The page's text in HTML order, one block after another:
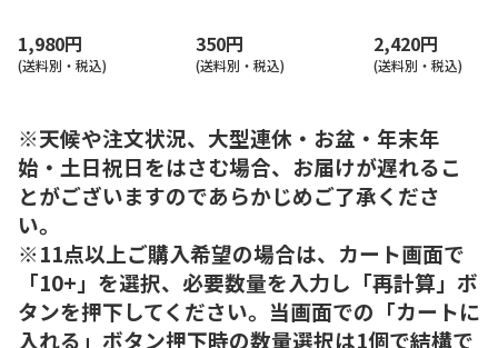
1,980円
(送料別・税込)
350円
(送料別・税込)
2,420円
(送料別・税込)
※天候や注文状況、大型連休・お盆・年末年
始・土日祝日をはさむ場合、お届けが遅れるこ
とがございますのであらかじめご了承くださ
い。
※11点以上ご購入希望の場合は、カート画面で
「10+」を選択、必要数量を入力し「再計算」ボ
タンを押下してください。当画面での「カートに
入れる」ボタン押下時の数量選択は1個で結構で